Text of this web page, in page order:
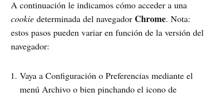
A continuación le indicamos cómo acceder a una
cookie determinada del navegador Chrome. Nota:
estos pasos pueden variar en función de la versión del
navegador:
Vaya a Configuración o Preferencias mediante el
menú Archivo o bien pinchando el icono de